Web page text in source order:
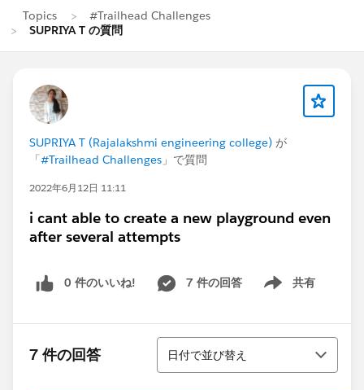
Topics
#Trailhead Challenges
SUPRIYA T の質問
SUPRIYA T (Rajalakshmi engineering college) が
「#Trailhead Challenges 」で質問
2022年6月12日 11:11
i cant able to create a new playground even
after several attempts
0 件のいいね! 7 件の回答 共有
Show menu
7 件の回答
並び替え
日付で並び替え